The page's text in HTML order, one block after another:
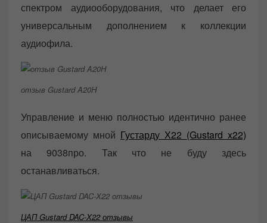
спектром аудиооборудования, что делает его
универсальным дополнением к коллекции
аудиофила.
отзыв Gustard A20H
Управление и меню полностью идентично ранее
описываемому мной Густарду Х22 (Gustard x22)
на 9038про. Так что не буду здесь
останавливаться.
ЦАП Gustard DAC-X22 отзывы